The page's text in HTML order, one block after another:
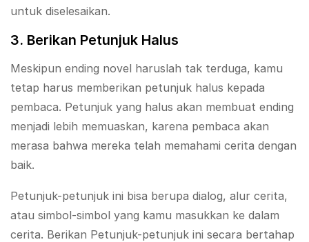
untuk diselesaikan.
3. Berikan Petunjuk Halus
Meskipun ending novel haruslah tak terduga, kamu
tetap harus memberikan petunjuk halus kepada
pembaca. Petunjuk yang halus akan membuat ending
menjadi lebih memuaskan, karena pembaca akan
merasa bahwa mereka telah memahami cerita dengan
baik.
Petunjuk-petunjuk ini bisa berupa dialog, alur cerita,
atau simbol-simbol yang kamu masukkan ke dalam
cerita. Berikan Petunjuk-petunjuk ini secara bertahap